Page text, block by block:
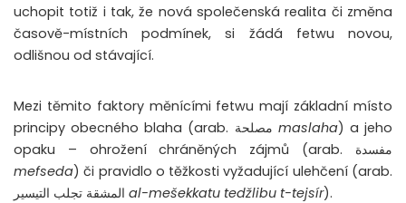
uchopit totiž i tak, že nová společenská realita či změna
časově-místních podmínek, si žádá fetwu novou,
odlišnou od stávající.
Mezi těmito faktory měnícími fetwu mají základní místo
principy obecného blaha (arab.
maslaha) a jeho
opaku – ohrožení chráněných zájmů (arab. مفسدة
mefseda) či pravidlo o těžkosti vyžadující ulehčení (arab.
al-mešekkatu tedžlibu t-tejsír).